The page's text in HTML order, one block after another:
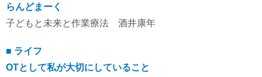
らんどまーく
子どもと未来と作業療法 酒井康年
■ ライフ
OTとして私が大切にしていること